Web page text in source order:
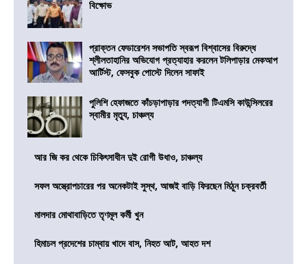
বিক্ষোভ
প্রাক্তন ফেডারেশন সভাপতি স্বরূপ বিশ্বাসের বিরুদ্ধে
শ্লীলতাহানির অভিযোগ প্রত্যাহার করলেন টলিপাড়ার মেকআপ
আর্টিস্ট, ফেসবুক পোস্টে দিলেন সাফাই
পুলিশি হেফাজতে কাঁচড়াপাড়ার পদত্যাগী টিএমসি কাউন্সিলরের
স্বামীর মৃত্যু, চাঞ্চল্য
আর জি কর থেকে চিকিৎসাধীন দুই রোগী উধাও, চাঞ্চল্য
সফল অস্ত্রোপচারের পর অনেকটাই সুস্থ, আজই বাড়ি ফিরছেন মিঠুন চক্রবর্তী
মালদার মোথাবাড়িতে তৃণমূল কর্মী খুন
হিমাচল প্রদেশের চাম্বায় খাদে বাস, নিহত আট, আহত দশ